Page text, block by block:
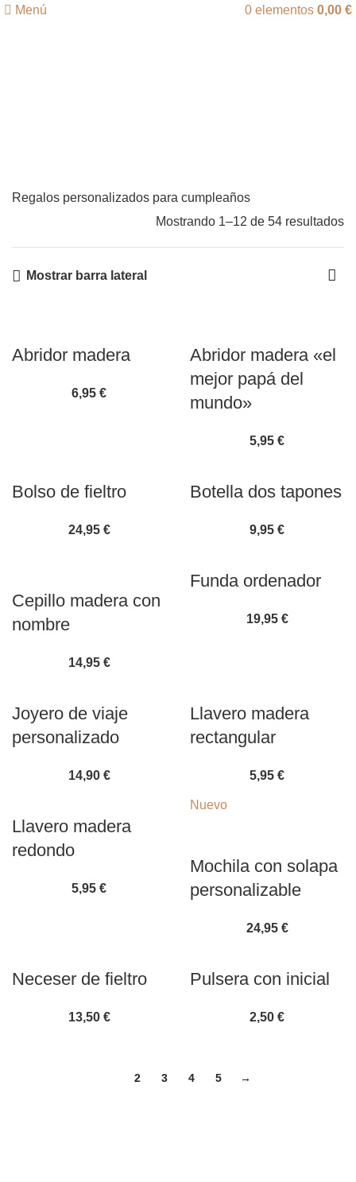
Menú 0 elementos 0,00 €
Regalos personalizados para cumpleaños
Mostrando 1–12 de 54 resultados
Mostrar barra lateral
Abridor madera
6,95 €
Abridor madera «el
mejor papá del
mundo»
5,95 €
Bolso de fieltro
24,95 €
Botella dos tapones
9,95 €
Cepillo madera con
nombre
14,95 €
Funda ordenador
19,95 €
Joyero de viaje
personalizado
14,90 €
Llavero madera
rectangular
5,95 €
Llavero madera
redondo
5,95 €
Nuevo
Mochila con solapa
personalizable
24,95 €
Neceser de fieltro
13,50 €
Pulsera con inicial
2,50 €
2 3 4 5 →